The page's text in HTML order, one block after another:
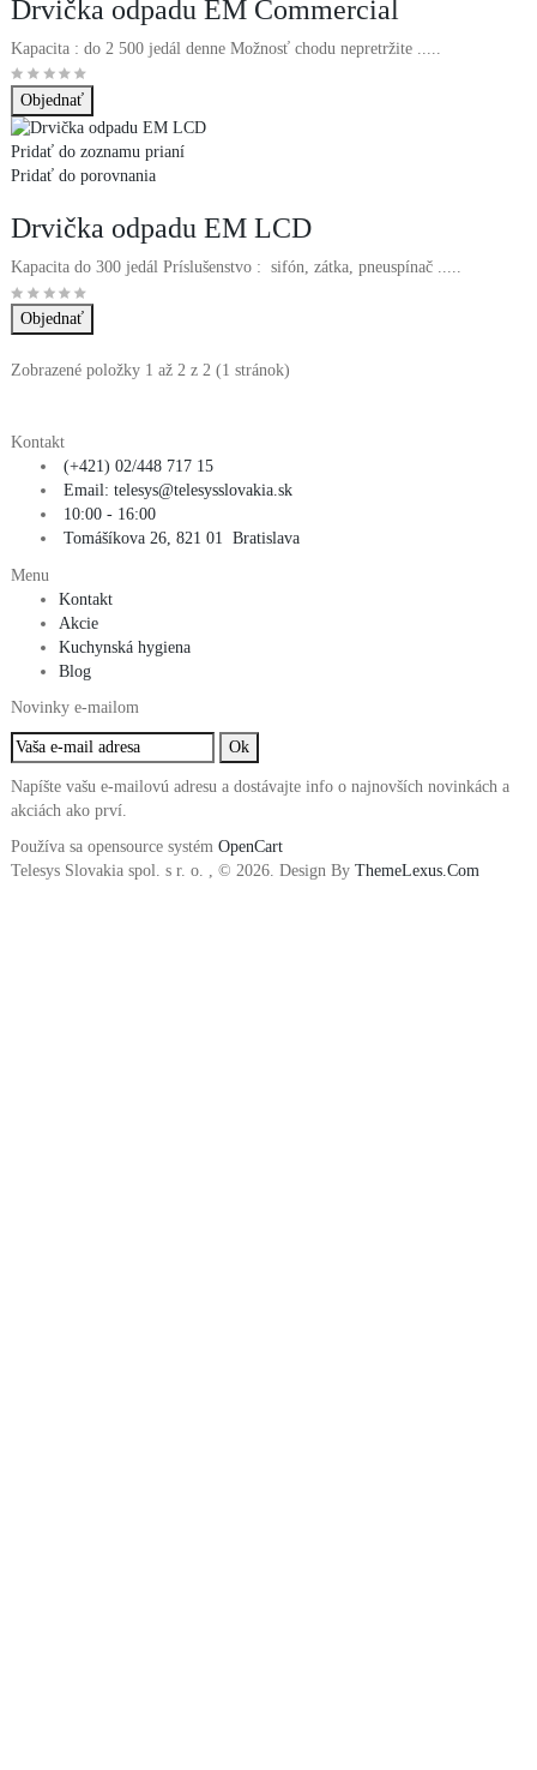
Drvička odpadu EM Commercial
Kapacita : do 2 500 jedál denne Možnosť chodu nepretržite .....
Pridať do zoznamu prianí
Pridať do porovnania
Drvička odpadu EM LCD
Kapacita do 300 jedál Príslušenstvo : sifón, zátka, pneuspínač .....
Zobrazené položky 1 až 2 z 2 (1 stránok)
Kontakt
(+421) 02/448 717 15
Email: telesys@telesysslovakia.sk
10:00 - 16:00
Tomášíkova 26, 821 01 Bratislava
Menu
Kontakt
Akcie
Kuchynská hygiena
Blog
Novinky e-mailom
Napíšte vašu e-mailovú adresu a dostávajte info o najnovších novinkách a
akciách ako prví.
Používa sa opensource systém OpenCart
Telesys Slovakia spol. s r. o. , © 2026. Design By ThemeLexus.Com